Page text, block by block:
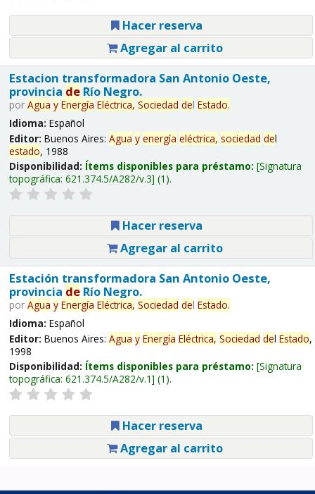
Hacer reserva
Agregar al carrito
Estacion transformadora San Antonio Oeste,
provincia deRío Negro.
por Agua y Energía Eléctrica, Sociedad del Estado.
Idioma: Español
Editor: Buenos Aires: Agua y energía eléctrica, sociedad del
estado, 1988
Disponibilidad: Ítems disponibles para préstamo: Signatura
topográfica: 621.374.5/A282/v.3 (1).
Hacer reserva
Agregar al carrito
Estación transformadora San Antonio Oeste,
provincia deRío Negro.
por Agua y Energía Eléctrica, Sociedad del Estado.
Idioma: Español
Editor: Buenos Aires: Agua y Energía Eléctrica, Sociedad del Estado,
1998
Disponibilidad: Ítems disponibles para préstamo: Signatura
topográfica: 621.374.5/A282/v.1 (1).
Hacer reserva
Agregar al carrito